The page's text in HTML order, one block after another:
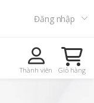
Đăng nhập
Thành viên Giỏ hàng